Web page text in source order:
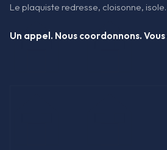
Le plaquiste redresse, cloisonne,
Un appel. Nous coordonnons.